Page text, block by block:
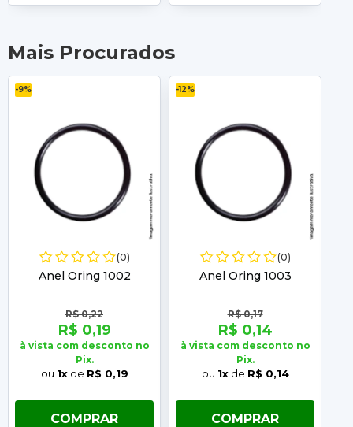
Mais Procurados
-9%
(0)
Anel Oring 1002
R$ 0,22
R$ 0,19
à vista com desconto no
Pix.
ou 1xde R$ 0,19
COMPRAR
-12%
(0)
Anel Oring 1003
R$ 0,17
R$ 0,14
à vista com desconto no
Pix.
ou 1xde R$ 0,14
COMPRAR